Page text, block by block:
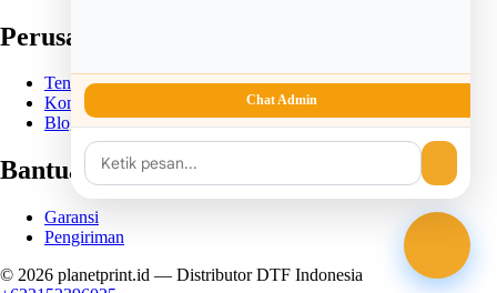
Perusahaan
Tentang Kami
Kontak
Blog
Bantuan
Garansi
Pengiriman
© 2026 planetprint.id — Distributor DTF Indonesia
Chat Admin